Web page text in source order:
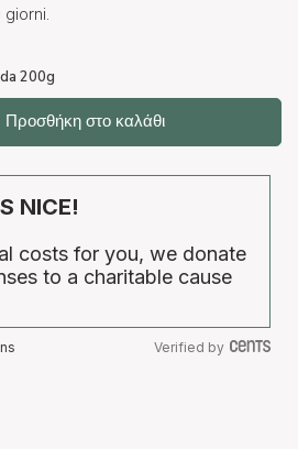
200g
Προσθήκη στο καλάθι
NICE!
costs for you, we donate
to a charitable cause
Verified by